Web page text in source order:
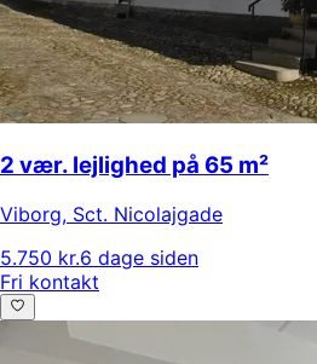
2 vær. lejlighed på 65 m²
Viborg, Sct. Nicolajgade
5.750 kr.6 dage siden
Fri kontakt